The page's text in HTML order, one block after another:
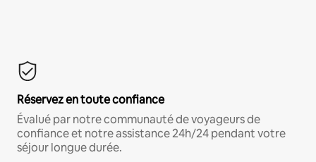
Réservez en toute confiance
Évalué par notre communauté de voyageurs de
confiance et notre assistance 24h/24 pendant votre
séjour longue durée.